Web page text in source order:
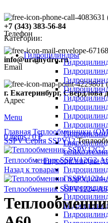
+7 (343) 383-56-84
Телефон
info@uralhydro.ru
Email
г. Екатеринбург, Свердлова
Адрес
Menu
0items / 0₽
Категории:
Гидроцилиндры
Гидроцилиндры
Click to enlarge
Главная Теплообменники
SSPVСерия SSPV12
Теплообменник SSPV12G2-
Назад к товарам
Теплообменник SSPV1224-